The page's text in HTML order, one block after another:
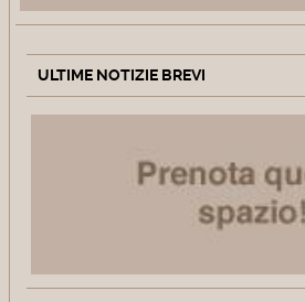
ULTIME NOTIZIE BREVI